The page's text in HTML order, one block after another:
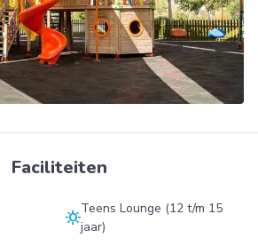
Faciliteiten
sunnyTeens Lounge (12 t/m 15
jaar)